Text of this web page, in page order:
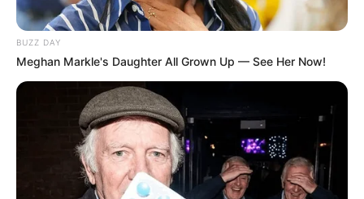
BUZZ DAY
Meghan Markle's Daughter All Grown Up — See Her Now!